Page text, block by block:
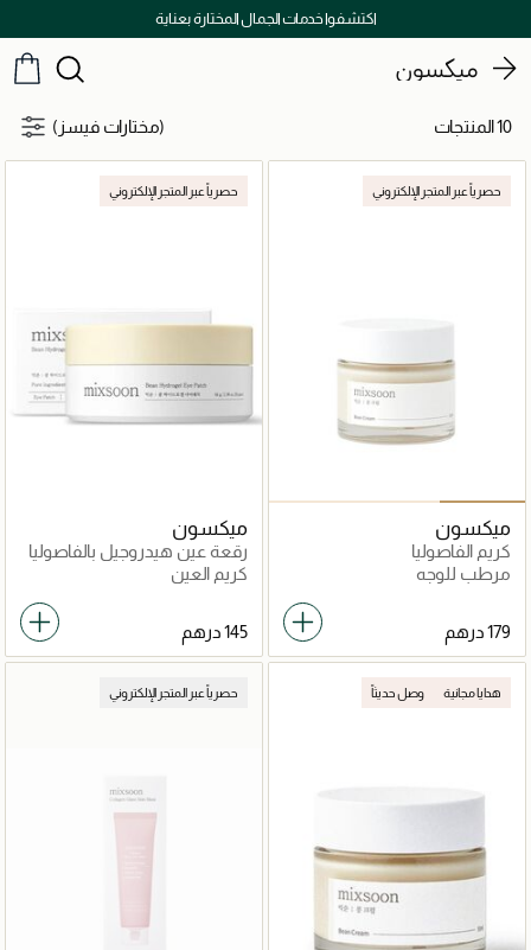
اكتشفوا خدمات الجمال المختارة بعناية
ميكسون
10 المنتجات (مختارات فيسز)
حصرياً عبر المتجر الإلكتروني
ميكسون
كريم الفاصوليا
مرطب للوجه
حصرياً عبر المتجر الإلكتروني
ميكسون
رقعة عين هيدروجيل بالفاصوليا
كريم العين
هدايا مجانية وصل حديثاً حصرياً عبر المتجر الإلكتروني